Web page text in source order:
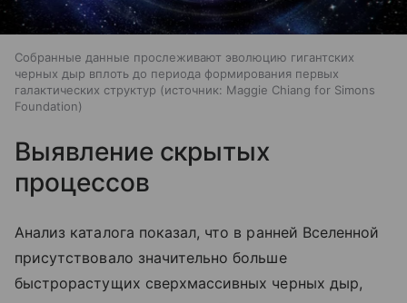
Собранные данные прослеживают эволюцию гигантских
черных дыр вплоть до периода формирования первых
галактических структур
источник: Maggie Chiang for Simons
Foundation
Выявление скрытых
процессов
Анализ каталога показал, что в ранней Вселенной
присутствовало значительно больше
быстрорастущих сверхмассивных черных дыр,